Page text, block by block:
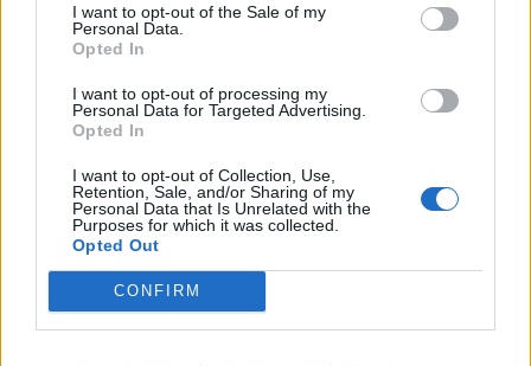
I want to opt-out of the Sale of my
Personal Data.
Opted In
I want to opt-out of processing my
Personal Data for Targeted Advertising.
Opted In
I want to opt-out of Collection, Use,
Retention, Sale, and/or Sharing of my
Personal Data that Is Unrelated with the
Purposes for which it was collected.
Opted Out
CONFIRM
Melyik csapat nyeri a székely
rangadót a Szuperliga 5.
fordulójában?
Az FK Csíkszereda otthon tartja mindhárom pontot
A Sepsi OSK idegenben diadalmaskodik
Egyik sem, döntetlennel zárul a párharcuk